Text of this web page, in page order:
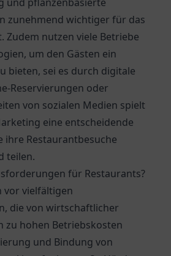
zunehmend wichtiger für das
Zudem nutzen viele Betriebe
um den Gästen ein
bieten, sei es durch digitale
Reservierungen oder
von sozialen Medien spielt
eine entscheidende
ihre Restaurantbesuche
teilen.
für Restaurants?
vor vielfältigen
die von wirtschaftlicher
zu hohen Betriebskosten
und Bindung von